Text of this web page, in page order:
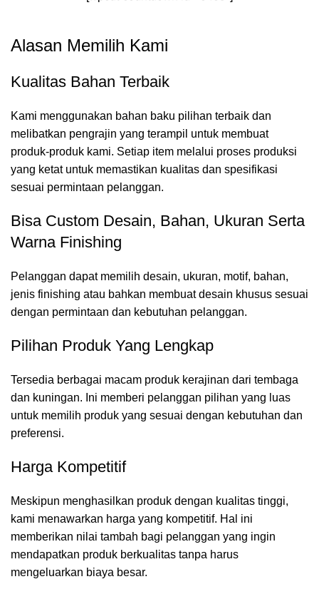
Alasan Memilih Kami
Kualitas Bahan Terbaik
Kami menggunakan bahan baku pilihan terbaik dan
melibatkan pengrajin yang terampil untuk membuat
produk-produk kami. Setiap item melalui proses produksi
yang ketat untuk memastikan kualitas dan spesifikasi
sesuai permintaan pelanggan.
Bisa Custom Desain, Bahan, Ukuran Serta
Warna Finishing
Pelanggan dapat memilih desain, ukuran, motif, bahan,
jenis finishing atau bahkan membuat desain khusus sesuai
dengan permintaan dan kebutuhan pelanggan.
Pilihan Produk Yang Lengkap
Tersedia berbagai macam produk kerajinan dari tembaga
dan kuningan. Ini memberi pelanggan pilihan yang luas
untuk memilih produk yang sesuai dengan kebutuhan dan
preferensi.
Harga Kompetitif
Meskipun menghasilkan produk dengan kualitas tinggi,
kami menawarkan harga yang kompetitif. Hal ini
memberikan nilai tambah bagi pelanggan yang ingin
mendapatkan produk berkualitas tanpa harus
mengeluarkan biaya besar.